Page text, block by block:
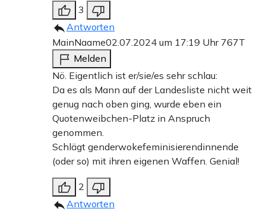
3
Antworten
MainNaame02.07.2024 um 17:19 Uhr 767T
Melden
Nö. Eigentlich ist er/sie/es sehr schlau:
Da es als Mann auf der Landesliste nicht weit
genug nach oben ging, wurde eben ein
Quotenweibchen-Platz in Anspruch
genommen.
Schlägt genderwokefeminisierendinnende
(oder so) mit ihren eigenen Waffen. Genial!
2
Antworten